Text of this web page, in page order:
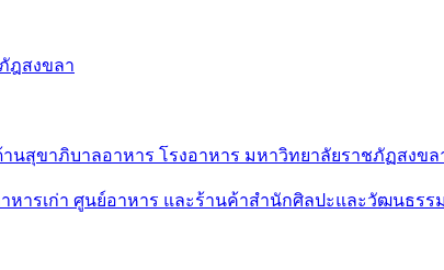
ฎสงขลา
สุขาภิบาลอาหาร โรงอาหาร มหาวิทยาลัยราชภัฏสงขล
หารเก่า ศูนย์อาหาร และร้านค้าสำนักศิลปะและวัฒนธรรม